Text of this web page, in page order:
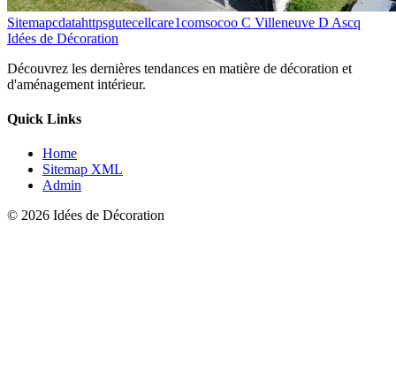
Sitemapcdatahttpsgutecellcare1comsocoo C Villeneuve D Ascq
Idées de Décoration
Découvrez les dernières tendances en matière de décoration et
d'aménagement intérieur.
Quick Links
Home
Sitemap XML
Admin
© 2026 Idées de Décoration